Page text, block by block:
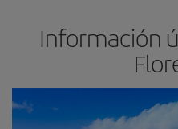
Información